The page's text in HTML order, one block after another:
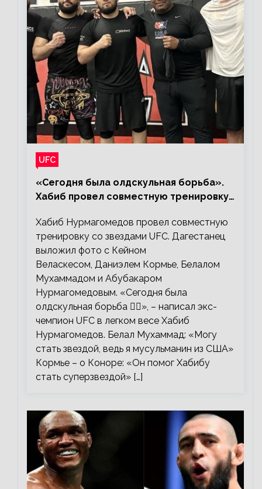
UFC
«Сегодня была олдскульная борьба».
Хабиб провел совместную тренировку
Хабиб Нурмагомедов провел совместную
тренировку со звездами UFC. Дагестанец
выложил фото с Кейном
Веласкесом, Даниэлем Кормье, Белалом
Мухаммадом и Абубакаром
Нурмагомедовым. «Сегодня была
олдскульная борьба 🤼‍♂️», – написал экс-
чемпион UFC в легком весе Хабиб
Нурмагомедов. Белал Мухаммад: «Могу
стать звездой, ведь я мусульманин из США»
Кормье – о Коноре: «Он помог Хабибу
стать суперзвездой» […]